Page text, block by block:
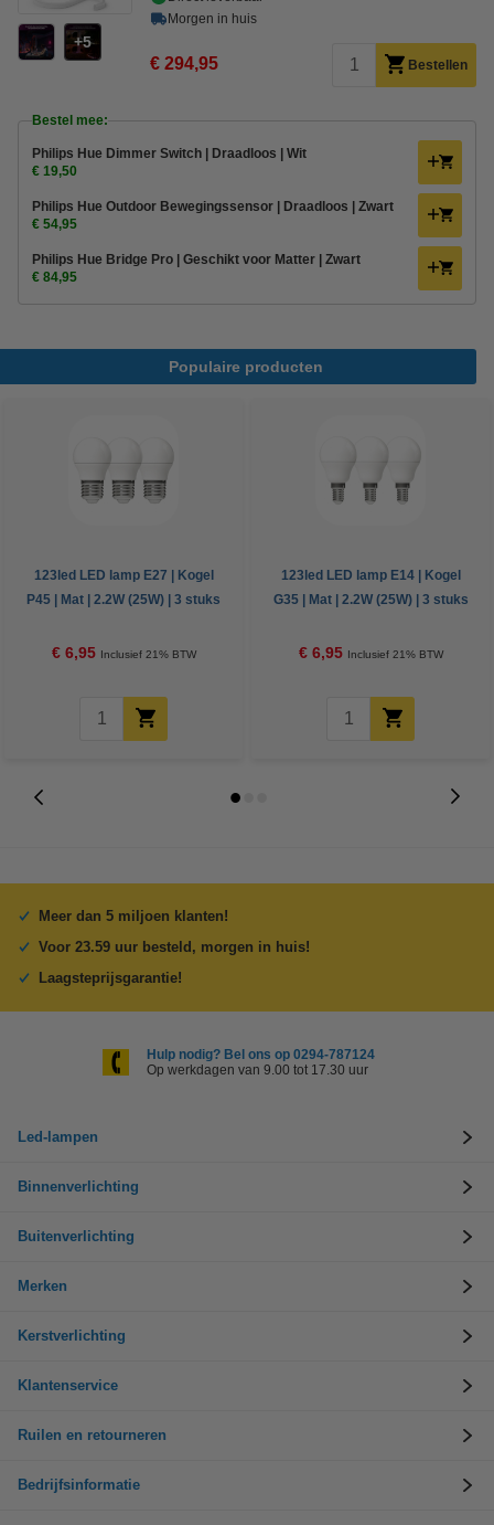
5
Morgen in huis
€ 294,95 Bestellen
Bestel mee:
Philips Hue Dimmer Switch | Draadloos | Wit
€ 19,50
Philips Hue Outdoor Bewegingssensor | Draadloos | Zwart
€ 54,95
Philips Hue Bridge Pro | Geschikt voor Matter | Zwart
€ 84,95
Populaire producten
123led LED lamp E27 | Kogel
P45 | Mat | 2.2W (25W) | 3 stuks
€ 6,95 Inclusief 21% BTW
123led LED lamp E14 | Kogel
G35 | Mat | 2.2W (25W) | 3 stuks
€ 6,95 Inclusief 21% BTW
Meer dan 5 miljoen klanten!
Voor 23.59 uur besteld, morgen in huis!
Laagsteprijsgarantie!
Hulp nodig? Bel ons op 0294-787124
Op werkdagen van 9.00 tot 17.30 uur
Led-lampen
Binnenverlichting
Buitenverlichting
Merken
Kerstverlichting
Klantenservice
Ruilen en retourneren
Bedrijfsinformatie